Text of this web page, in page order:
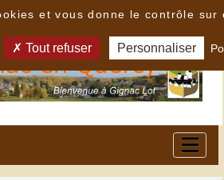
et vous donne le contrôle sur
Tout refuser Personnaliser